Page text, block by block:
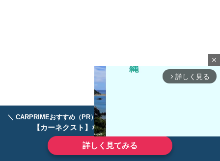
＼ CARPRIMEおすすめ（PR） ／
【カーネクスト】ならどんなクルマも高価買取
詳しく見てみる
close
arrow_forward_ios 詳しく見る